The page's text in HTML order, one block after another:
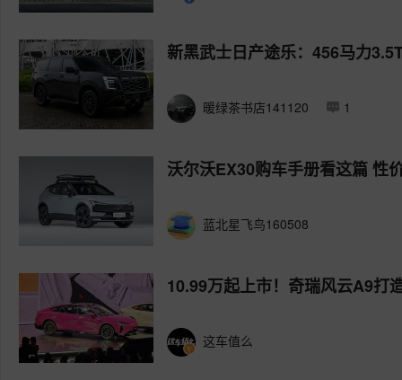
新黑武士日产途乐：456马力
暖绿茶书店141120 1
沃尔沃EX30购车手册看这篇 性
蓝北星飞鸟160508
10.99万起上市！奇瑞风云A9打
这车值么